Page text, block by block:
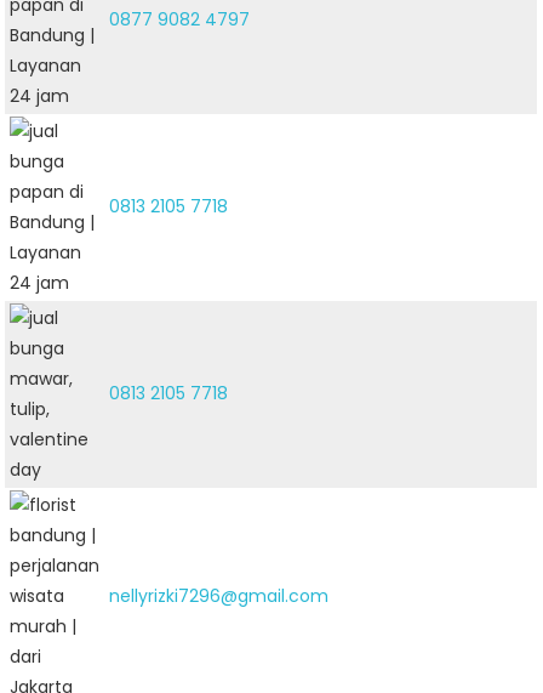
0877 9082 4797
0813 2105 7718
0813 2105 7718
nellyrizki7296@gmail.com